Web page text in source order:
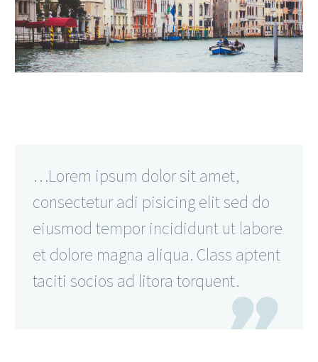
…Lorem ipsum dolor sit amet,
consectetur adi pisicing elit sed do
eiusmod tempor incididunt ut labore
et dolore magna aliqua. Class aptent
taciti socios ad litora torquent.
